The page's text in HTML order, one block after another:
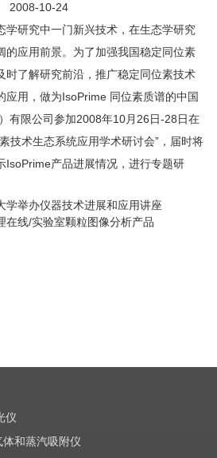
2008-10-24
学研究中一门新兴技术，在生态学研究
的应用前景。为了加强我国稳定同位素
时了解研究前沿，推广稳定同位素技术
应用，做为IsoPrime 同位素质谱的中国
有限公司参加2008年10月26日-28日在
技术生态系统应用学术研讨会”，届时将
IsoPrime产品进展情况，进行专题研
学举办仪器技术进展和应用讲座
在线/实验室颗粒图像分析产品
仪
和蒸汽吸附仪